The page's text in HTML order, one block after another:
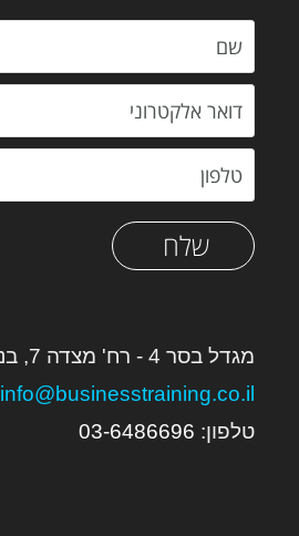
שלח
מגדל בסר 4 - רח' מצדה 7, בני ברק.
info@businesstraining.co.il
טלפון:
03-6486696